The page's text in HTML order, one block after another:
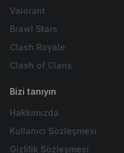
Valorant
Brawl Stars
Clash Royale
Clash of Clans
Bizi tanıyın
Hakkımızda
Kullanıcı Sözleşmesi
Gizlilik Sözleşmesi